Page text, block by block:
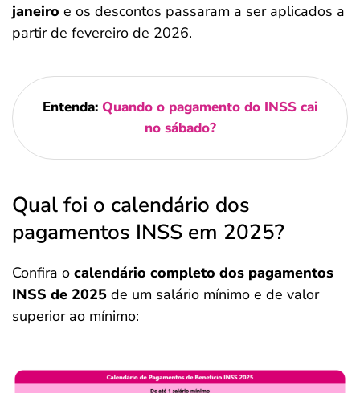
janeiro e os descontos passaram a ser aplicados a
partir de fevereiro de 2026.
Entenda:Quando o pagamento do INSS cai
no sábado?
Qual foi o calendário dos
pagamentos INSS em 2025?
Confira o calendário completo dos pagamentos
INSS de 2025 de um salário mínimo e de valor
superior ao mínimo: